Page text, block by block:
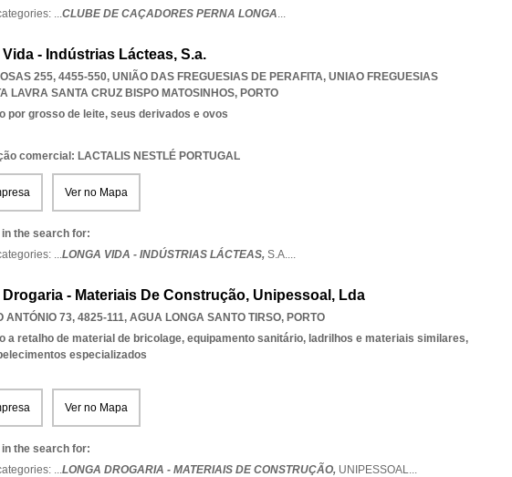
...CLUBE DE CAÇADORES PERNA LONGA...
Vida - Indústrias Lácteas, S.a.
255, 4455-550, UNIÃO DAS FREGUESIAS DE PERAFITA, UNIAO FREGUESIAS
LAVRA SANTA CRUZ BISPO MATOSINHOS, PORTO
por grosso de leite, seus derivados e ovos
comercial: LACTALIS NESTLÉ PORTUGAL
Ver no Mapa
in the search for:
...LONGA VIDA - INDÚSTRIAS LÁCTEAS, S.A....
Drogaria - Materiais De Construção, Unipessoal, Lda
ANTÓNIO 73, 4825-111, AGUA LONGA SANTO TIRSO, PORTO
a retalho de material de bricolage, equipamento sanitário, ladrilhos e materiais similares,
especializados
Ver no Mapa
in the search for:
...LONGA DROGARIA - MATERIAIS DE CONSTRUÇÃO, UNIPESSOAL...